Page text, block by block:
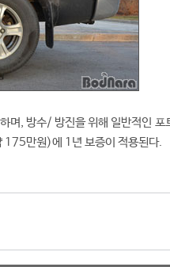
, 방수/ 방진을 위해 일반적인 포
175만원)에 1년 보증이 적용된다.